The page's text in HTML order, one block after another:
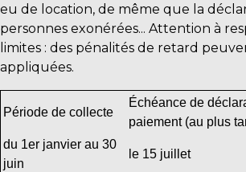
eu de location, de même que la
personnes exonérées... Attention à
limites : des pénalités de retard
appliquées.
Période de collecte
Échéance de
paiement (au plus
du 1er janvier au 30
juin
le 15 juillet